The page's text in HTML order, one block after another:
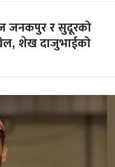
जनकपुर र सुदूरको
शेख दाजुभाईको